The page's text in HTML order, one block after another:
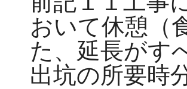
おいて休憩（
た、延長がす
出坑の所要時